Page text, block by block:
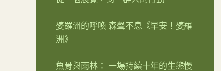
婆羅洲的呼喚 森聲不息《早安！婆羅
洲》
魚骨與雨林： 一場持續十年的生態慢